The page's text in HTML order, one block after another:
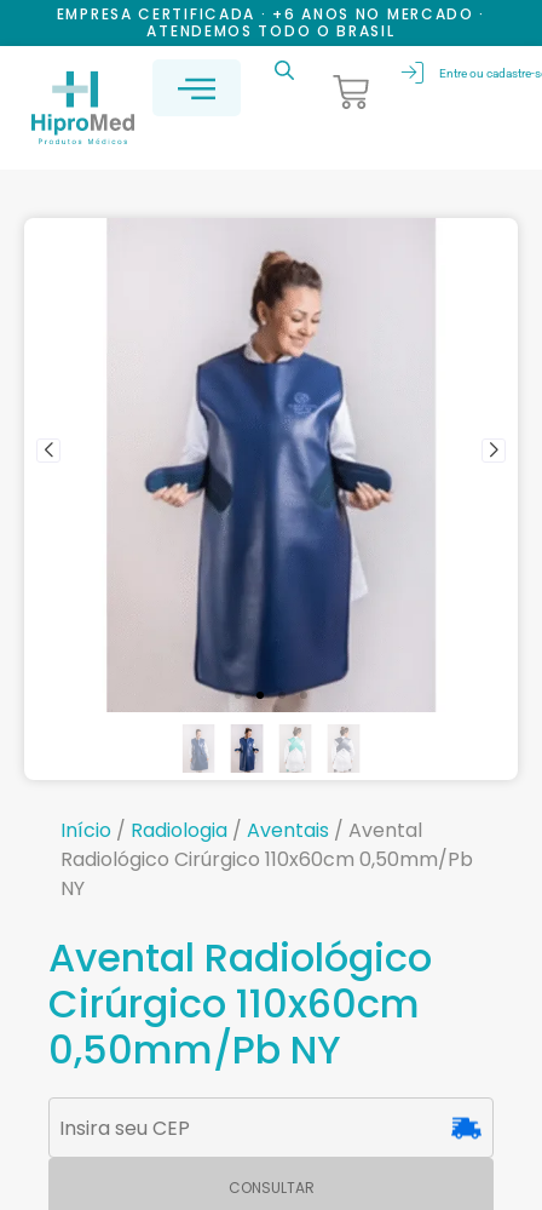
EMPRESA CERTIFICADA · +6 ANOS NO MERCADO ·
ATENDEMOS TODO O BRASIL
Entre ou cadastre-
Início / Radiologia / Aventais / Avental
Radiológico Cirúrgico 110x60cm 0,50mm/Pb
NY
Avental Radiológico
Cirúrgico 110x60cm
0,50mm/Pb NY
CONSULTAR